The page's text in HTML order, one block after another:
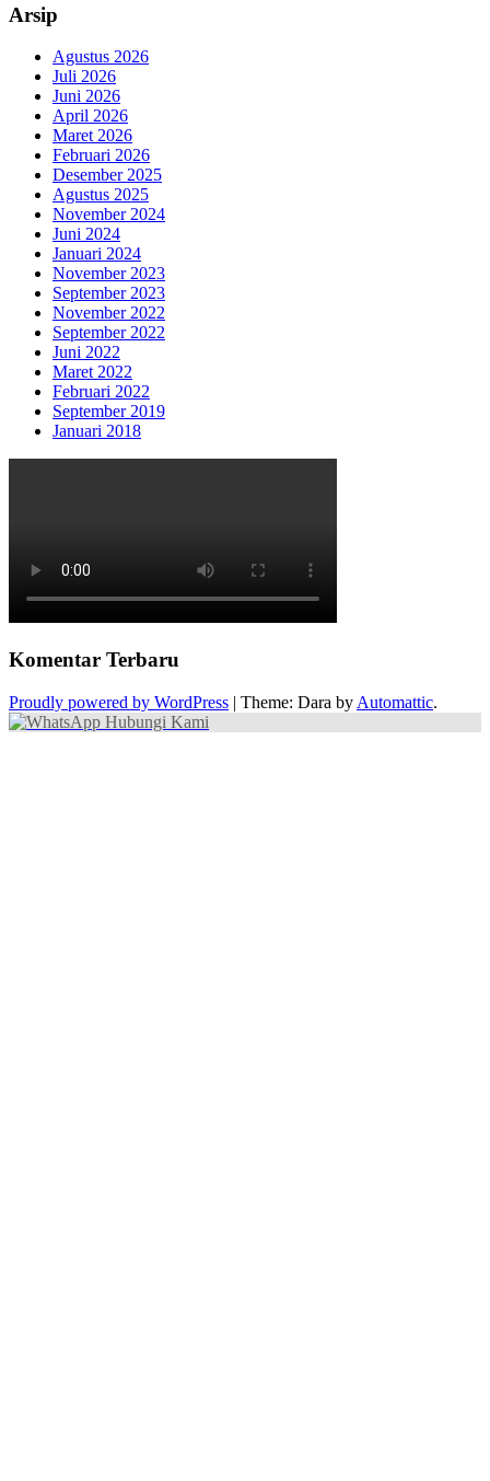
Arsip
Agustus 2026
Juli 2026
Juni 2026
April 2026
Maret 2026
Februari 2026
Desember 2025
Agustus 2025
November 2024
Juni 2024
Januari 2024
November 2023
September 2023
November 2022
September 2022
Juni 2022
Maret 2022
Februari 2022
September 2019
Januari 2018
Komentar Terbaru
Proudly powered by WordPress | Theme: Dara by Automattic.
Hubungi Kami